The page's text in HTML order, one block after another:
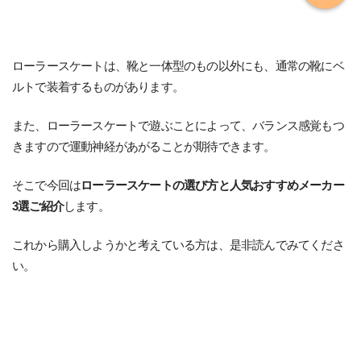
ローラースケートは、靴と一体型のもの以外にも、通常の靴にベ
ルトで装着するものがあります。
また、ローラースケートで遊ぶことによって、バランス感覚もつ
きますので運動神経があがることが期待できます。
そこで今回はローラースケートの選び方と人気おすすめメーカー
3選ご紹介します。
これから購入しようかと考えている方は、是非読んでみてくださ
い。